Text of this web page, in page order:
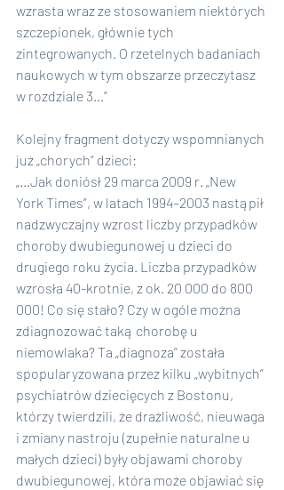
wzrasta wraz ze stosowaniem niektórych
szczepionek, głównie tych
zintegrowanych. O rzetelnych badaniach
naukowych w tym obszarze przeczytasz
w rozdziale 3...”
Kolejny fragment dotyczy wspomnianych
już „chorych” dzieci:
„...Jak doniósł 29 marca 2009 r. „New
York Times”, w latach 1994–2003 nastąpił
nadzwyczajny wzrost liczby przypadków
choroby dwubiegunowej u dzieci do
drugiego roku życia. Liczba przypadków
wzrosła 40-krotnie, z ok. 20 000 do 800
000! Co się stało? Czy w ogóle można
zdiagnozować taką chorobę u
niemowlaka? Ta „diagnoza” została
spopularyzowana przez kilku „wybitnych”
psychiatrów dziecięcych z Bostonu,
którzy twierdzili, że drażliwość, nieuwaga
i zmiany nastroju (zupełnie naturalne u
małych dzieci) były objawami choroby
dwubiegunowej, która może objawiać się